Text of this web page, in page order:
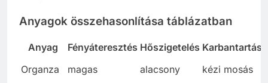
Anyagok összehasonlítása táblázatban
Anyag Fényáteresztés Hőszigetelés Karbantartás
Organza
magas alacsony kézi mosás